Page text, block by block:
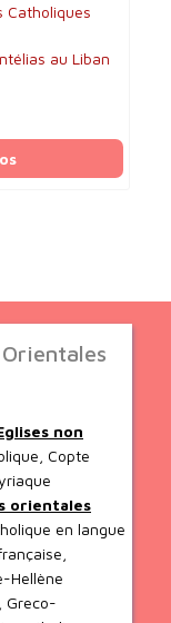
Catholiques
au Liban
non
Copte
orientales
en langue
Hellène
Greco-